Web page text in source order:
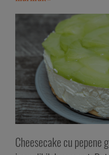
Cheesecake cu pepene